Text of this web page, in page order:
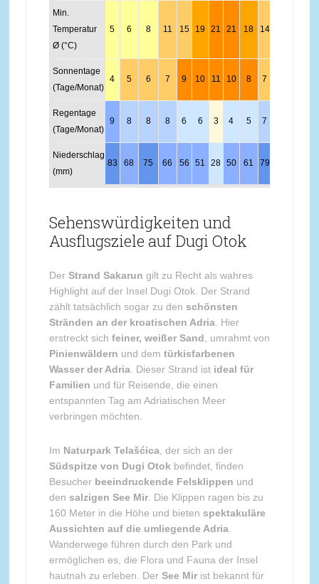
Min.
Temperatur
Ø (°C)
5 6 8 11 15 19 21 21 18 14
Sonnentage
(Tage/Monat)
4 5 6 7 9 10 11 10 8 7
Regentage
(Tage/Monat)
9 8 8 8 6 6 3 4 5 7
Niederschlag
(mm)
83 68 75 66 56 51 28 50 61 79
Sehenswürdigkeiten und
Ausflugsziele auf Dugi Otok
Der Strand Sakarun gilt zu Recht als wahres
Highlight auf der Insel Dugi Otok. Der Strand
zählt tatsächlich sogar zu den schönsten
Stränden an der kroatischen Adria. Hier
erstreckt sich feiner, weißer Sand , umrahmt von
Pinienwäldern und dem türkisfarbenen
Wasser der Adria. Dieser Strand ist ideal für
Familien und für Reisende, die einen
entspannten Tag am Adriatischen Meer
verbringen möchten.
Im Naturpark Telašćica, der sich an der
Südspitze von Dugi Otok befindet, finden
Besucher beeindruckende Felsklippen und
den salzigen See Mir. Die Klippen ragen bis zu
160 Meter in die Höhe und bieten spektakuläre
Aussichten auf die umliegende Adria.
Wanderwege führen durch den Park und
ermöglichen es, die Flora und Fauna der Insel
hautnah zu erleben. Der See Mirist bekannt für